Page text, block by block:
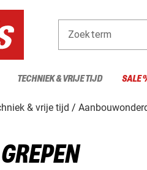
Zoekterm
TECHNIEK & VRIJE TIJD SALE
& vrije tijd